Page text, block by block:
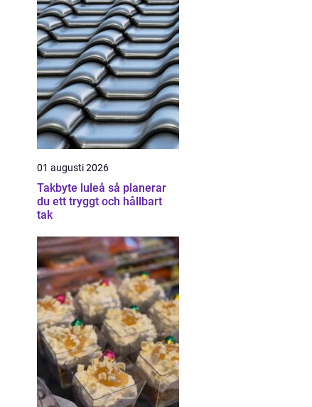
01 augusti 2026
Takbyte luleå så planerar
du ett tryggt och hållbart
tak